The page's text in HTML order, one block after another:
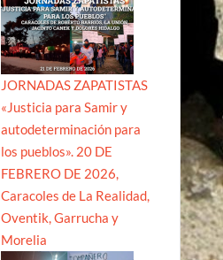
JORNADAS ZAPATISTAS
«Justicia para Samir y
autodeterminación para
los pueblos». 20 DE
FEBRERO DE 2026,
Caracoles de La Realidad,
Oventik, Garrucha y
Morelia